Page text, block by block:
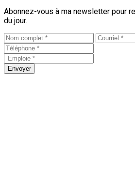
Abonnez-vous à ma newsletter pour
du jour.
Envoyer